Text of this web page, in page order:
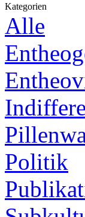
Kategorien
Alle
Politik